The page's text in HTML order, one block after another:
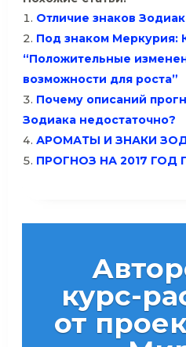
Отличие знаков
Под знаком Меркурия:
“Положительные
возможности для роста”
Почему описаний
Зодиака недостаточно?
АРОМАТЫ И ЗНАКИ
ПРОГНОЗ НА 2017
курс-
от